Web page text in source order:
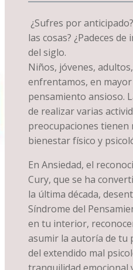
¿Sufres por
las cosas? ¿Padeces
del siglo.
Niños, jóvenes,
enfrentamos, en
pensamiento ansioso.
de realizar varias
preocupaciones tienen
bienestar físico y
En Ansiedad, el
Cury, que se ha
la última década,
Síndrome del
en tu interior,
asumir la autoría de tu
del extendido mal